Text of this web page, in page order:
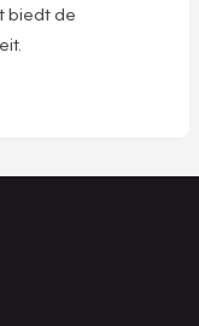
biedt de